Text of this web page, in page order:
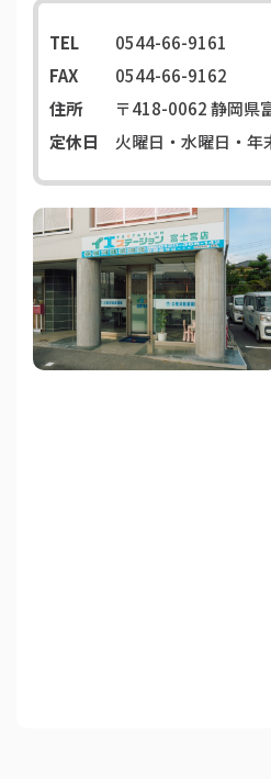
TEL
0544-66-9161
FAX
0544-66-9162
住所
〒418-0062静岡県
定休日
火曜日・水曜日・年